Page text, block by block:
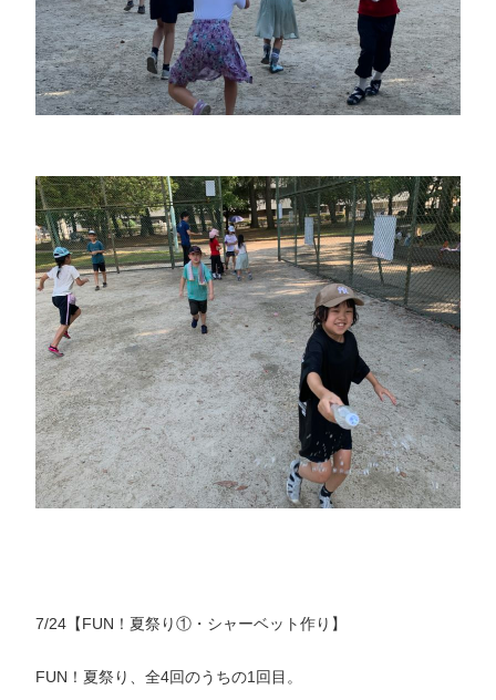
7/24【FUN！夏祭り①・シャーベット作り】
FUN！夏祭り、全4回のうちの1回目。